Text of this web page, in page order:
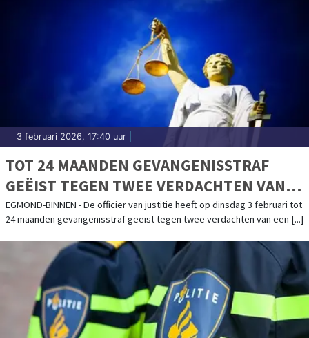
3 februari 2026, 17:40 uur
TOT 24 MAANDEN GEVANGENISSTRAF
GEËIST TEGEN TWEE VERDACHTEN VAN
WONINGOVERVAL IN EGMOND-BINNEN
EGMOND-BINNEN - De officier van justitie heeft op dinsdag 3 februari tot
24 maanden gevangenisstraf geëist tegen twee verdachten van een [...]